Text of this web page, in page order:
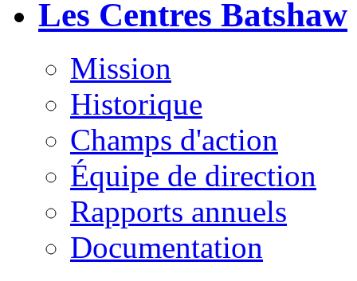
Les Centres Batshaw
Mission
Historique
Champs d'action
Équipe de direction
Rapports annuels
Documentation